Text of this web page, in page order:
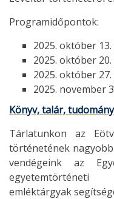
Programidőpontok:
2025. október
2025. október
2025. október
2025. november
Könyv, talár,
Tárlatunkon az
történetének
vendégeink az
emléktárgyak